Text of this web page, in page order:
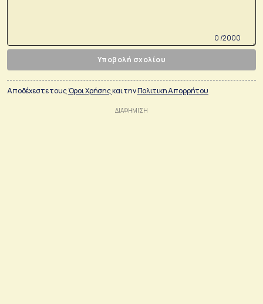
0 /2000
Υποβολή σχολίου
Αποδέχεστε τουςΌροι Χρήσηςκαι τηνΠολιτικη Απορρήτου